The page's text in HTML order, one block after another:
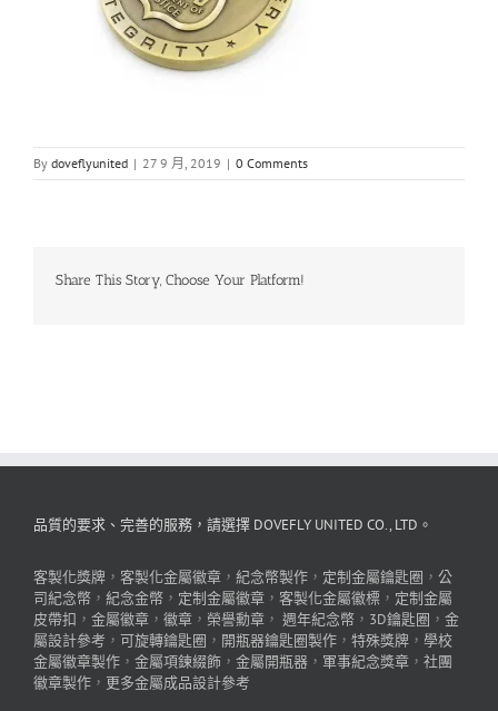
By doveflyunited | 27 9 月, 2019 | 0 Comments
Share This Story, Choose Your Platform!
品質的要求、完善的服務，請選擇 DOVEFLY UNITED CO., LTD。
客製化獎牌 ， 客製化金屬徽章 ， 紀念幣製作 ， 定制金屬鑰匙圈 ， 公
司紀念幣 ， 紀念金幣 ， 定制金屬徽章 ， 客製化金屬徽標 ， 定制金屬
皮帶扣 ， 金屬徽章 ， 徽章 ， 榮譽勳章 ， 週年紀念幣 ， 3D鑰匙圈 ， 金
屬設計參考 ， 可旋轉鑰匙圈 ， 開瓶器鑰匙圈製作 ， 特殊獎牌 ， 學校
金屬徽章製作 ， 金屬項鍊綴飾 ， 金屬開瓶器 ， 軍事紀念獎章 ， 社團
徽章製作 ， 更多金屬成品設計參考